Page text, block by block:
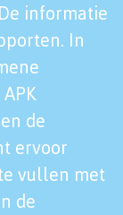
informatie
In
de
ervoor
vullen met
de